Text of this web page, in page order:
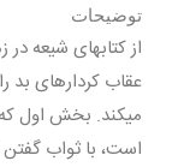
توضیحات
از کتابهای شیعه
عقاب کردارهای بد
می‏کند. بخش اول
است، با ثواب گفتن